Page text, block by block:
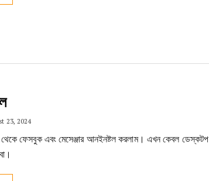
23, 2024
থেকে ফেসবুক এবং মেসেঞ্জার আনইনষ্টল করলাম। এখন কেবল ডেস্কটপ